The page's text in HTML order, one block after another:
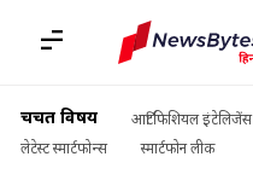
चर्चित विषय आर्टिफिशियल इंटेलिजेंस
लेटेस्ट स्मार्टफोन्स
स्मार्टफोन लीक